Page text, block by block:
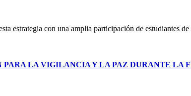
estrategia con una amplia participación de estudiantes
LA VIGILANCIA Y LA PAZ DURANTE LA